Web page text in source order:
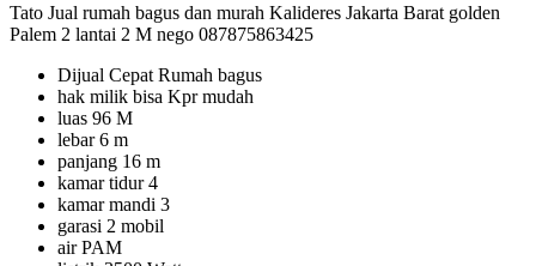
Tato Jual rumah bagus dan murah Kalideres Jakarta Barat golden
Palem 2 lantai 2 M nego 087875863425
Dijual Cepat Rumah bagus
hak milik bisa Kpr mudah
luas 96 M
lebar 6 m
panjang 16 m
kamar tidur 4
kamar mandi 3
garasi 2 mobil
air PAM